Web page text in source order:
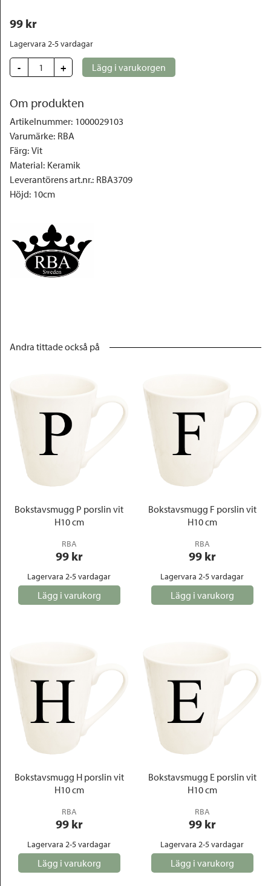
99 kr
Lagervara 2-5 vardagar
- + Lägg i varukorgen
Om produkten
Artikelnummer: 1000029103
Varumärke: RBA
Färg: Vit
Material: Keramik
Leverantörens art.nr.: RBA3709
Höjd: 10cm
Andra tittade också på
Bokstavsmugg P porslin vit
H10 cm
RBA
99 kr
Lagervara 2-5 vardagar
Lägg i varukorg
Bokstavsmugg F porslin vit
H10 cm
RBA
99 kr
Lagervara 2-5 vardagar
Lägg i varukorg
Bokstavsmugg H porslin vit
H10 cm
RBA
99 kr
Lagervara 2-5 vardagar
Lägg i varukorg
Bokstavsmugg E porslin vit
H10 cm
RBA
99 kr
Lagervara 2-5 vardagar
Lägg i varukorg